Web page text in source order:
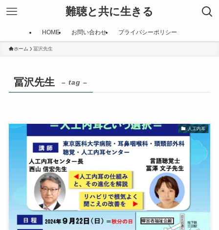
難聴と共に生きる
HOME お問い合わせ プライバシーポリシー
ホーム 冨沢先生
冨沢先生 – tag –
人工内耳